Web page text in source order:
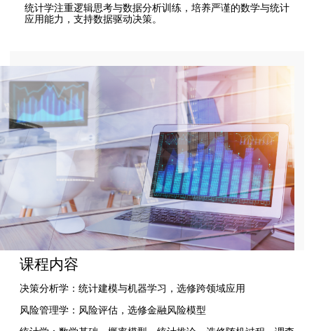
统计学注重逻辑思考与数据分析训练，培养严谨的数学与统计
应用能力，支持数据驱动决策。
课程内容
决策分析学：统计建模与机器学习，选修跨领域应用
风险管理学：风险评估，选修金融风险模型